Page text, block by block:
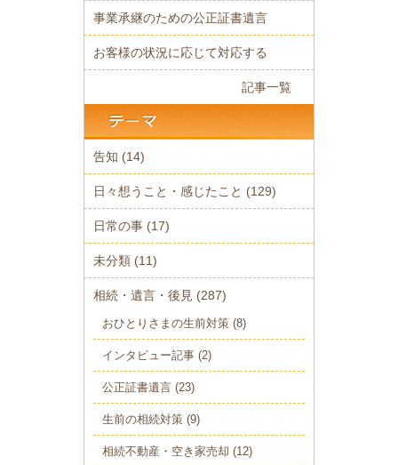
事業承継のための公正証書遺言
お客様の状況に応じて対応する
記事一覧
告知 (14)
日々想うこと・感じたこと (129)
日常の事 (17)
未分類 (11)
相続・遺言・後見 (287)
おひとりさまの生前対策 (8)
インタビュー記事 (2)
公正証書遺言 (23)
生前の相続対策 (9)
相続不動産・空き家売却 (12)